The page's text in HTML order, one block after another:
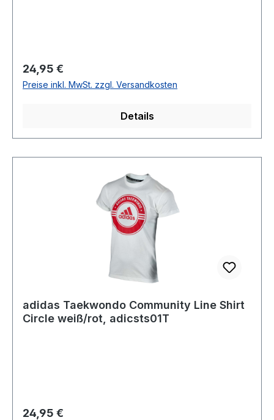
Regulärer Preis:
24,95 €
Preise inkl. MwSt. zzgl. Versandkosten
Details
adidas Taekwondo Community Line Shirt
Circle weiß/rot, adicsts01T
Regulärer Preis:
24,95 €